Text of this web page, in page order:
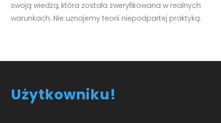
swoją wiedzą, która została zweryfikowana w realnych
warunkach. Nie uznajemy teorii niepodpartej praktyką.
Użytkowniku!